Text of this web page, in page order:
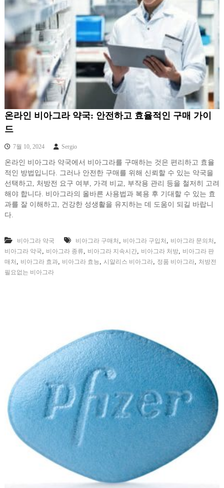
온라인 비아그라 약국: 안전하고 효율적인 구매 가이
드
7월 10, 2024 Sergio
온라인 비아그라 약국에서 비아그라를 구매하는 것은 편리하고 효율
적인 방법입니다. 그러나 안전한 구매를 위해 신뢰할 수 있는 약국을
선택하고, 처방전 요구 여부, 가격 비교, 부작용 관리 등을 철저히 고려
해야 합니다. 비아그라의 올바른 사용법과 복용 후 기대할 수 있는 효
과를 잘 이해하고, 건강한 성생활을 유지하는 데 도움이 되길 바랍니
다.
비아그라 약국 비아그라 구매처 , 비아그라 구입처 , 비아그라 문의처 ,
비아그라 약국, 비아그라 종류, 비아그라 지속시간, 비아그라 처방, 비아그라 판
매처 , 비아그라 효과, 비아그라 효능, 시알리스 비아그라, 정품 비아그라, 처방전
필요없는 비아그라